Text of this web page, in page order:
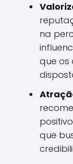
na
que os
que